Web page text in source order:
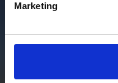
Marketing